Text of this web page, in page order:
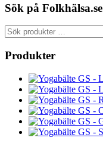
Sök på Folkhälsa.se
Sök
efter:
Produkter